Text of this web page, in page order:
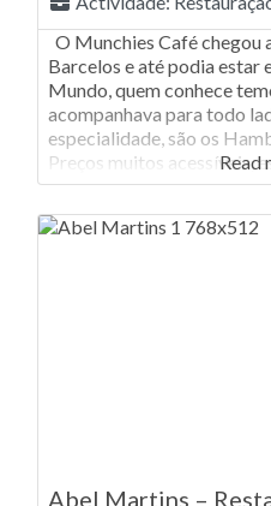
O Munchies Café chegou
Barcelos e até podia estar
Mundo, quem conhece
acompanhava para todo
especialidade, são os
Preços muitos acessíveis,
acolhedor! Quem conhece
comida e recomendado
Read
Abel Martins –